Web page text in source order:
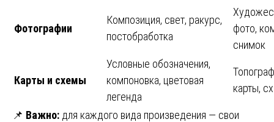
Фотографии
Композиция, свет, ракурс,
постобработка
фото,
снимок
Карты и схемы
Условные обозначения,
компоновка, цветовая
легенда
карты,
📌 Важно: для каждого вида произведения — свои